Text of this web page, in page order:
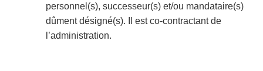
personnel(s), successeur(s) et/ou mandataire(s)
dûment désigné(s). Il est co-contractant de
l’administration.